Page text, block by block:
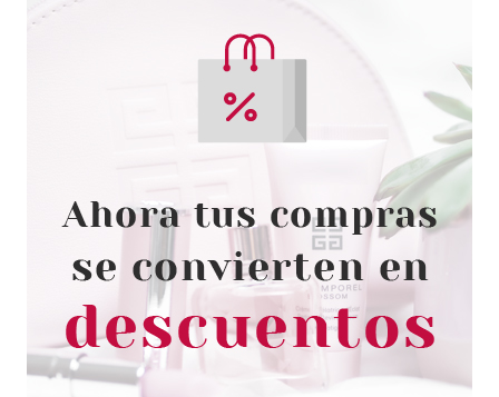
MONTAGNE JEUNESSE
MONTAGNE JEUNESSE DEAD
SEAD MUD MASCARILLA
Pvr 1.75€
-18%
desde
1.44€